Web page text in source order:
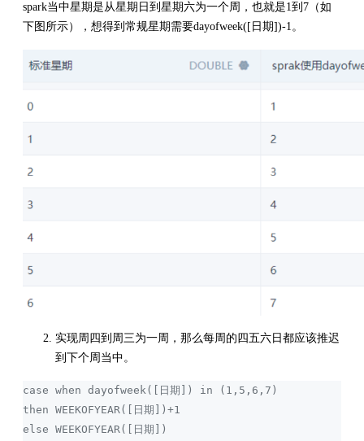
spark当中星期是从星期日到星期六为一个周，也就是1到7（如
下图所示），想得到常规星期需要dayofweek([日期])-1。
实现周四到周三为一周，那么每周的四五六日都应该推迟
到下个周当中。
case when dayofweek([日期]) in (1,5,6,7)
then WEEKOFYEAR([日期])+1
else WEEKOFYEAR([日期])